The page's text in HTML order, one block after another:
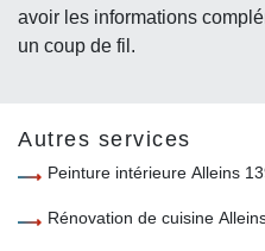
avoir les informations
un coup de fil.
Autres services
Peinture intérieure Alleins
Rénovation de cuisine